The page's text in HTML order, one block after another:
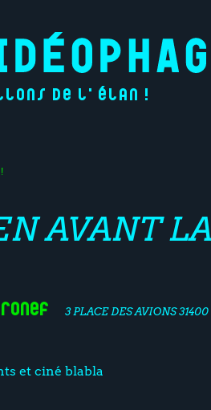
de l'élan !
AVANT
3 PLACE DES AVIONS
et ciné blabla